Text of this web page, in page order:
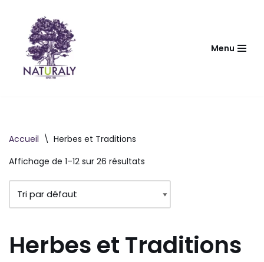
contenu
Menu
Accueil \ Herbes et Traditions
Affichage de 1–12 sur 26 résultats
Herbes et Traditions